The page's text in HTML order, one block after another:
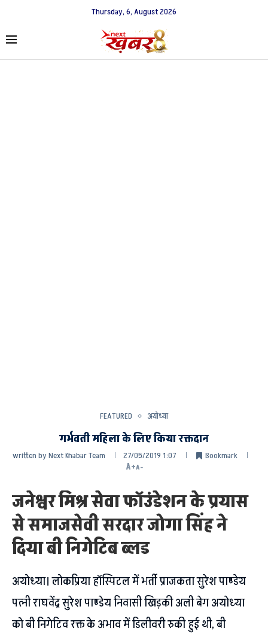
Thursday, 6, August 2026
FEATURED अयोध्या
गर्भवती महिला के लिए किया रक्तदान
written byNext Khabar Team 27/05/2019 1:07
Bookmark
A+A-
जनेश्वर मिश्र सेवा फॉउंडेशन के प्रयास
से समाजसेवी सरदार जोगा सिंह ने
दिया बी निगेटिब ब्लड
अयोध्या। लोकप्रिया हॉस्पिटल में भर्ती प्राजकता सुरेश पाण्डेय
पत्नी राघवेंद्र सुरेश पाण्डेय निवासी खिड़की अली बेग अयोध्या
को बी निगेटिव रक्त के अभाव में डिलीवरी रुकी हुई थी, बी